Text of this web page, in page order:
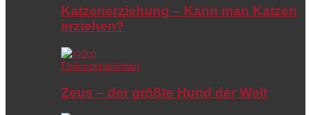
Katzenerziehung – Kann man Katzen
erziehen?
Dokumentationen
Zeus – der größte Hund der Welt